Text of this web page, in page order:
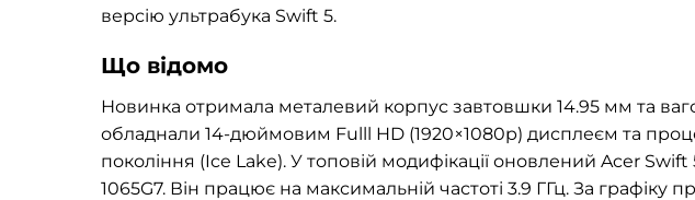
версію ультрабука Swift 5.
Що відомо
Новинка отримала металевий корпус завтовшки 14.95 мм та
обладнали 14-дюймовим Fulll HD (1920×1080p) дисплеєм та
покоління (Ice Lake). У топовій модифікації оновлений Acer
1065G7. Він працює на максимальній частоті 3.9 ГГц. За графіку